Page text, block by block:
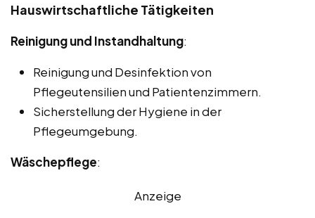
Hauswirtschaftliche Tätigkeiten
Reinigung und Instandhaltung:
Reinigung und Desinfektion von
Pflegeutensilien und Patientenzimmern.
Sicherstellung der Hygiene in der
Pflegeumgebung.
Wäschepflege:
Anzeige